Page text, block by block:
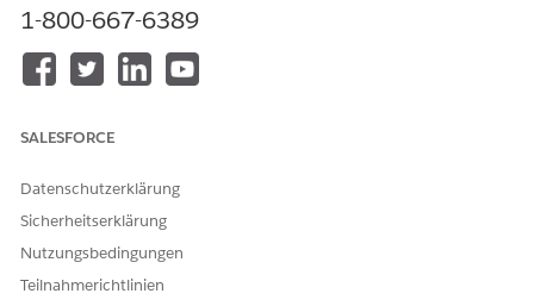
Verfügbarkeit: Lightning Experience
Verfügbarkeit:Enterprise
Edition mit Agentforce IT Service.
ERFORDERLICHE BENUTZERBERECHTIGUNGEN
Bearbeiten von
Anspruchseinstellungen:
Geben Sie unter "Setup" unter "Schnellsuche" den Text
SLA einund wählen Sie dann unter "SLA-Verwaltung" die
1-800-667-6389
SALESFORCE
Datenschutzerklärung
Sicherheitserklärung
Nutzungsbedingungen
Teilnahmerichtlinien